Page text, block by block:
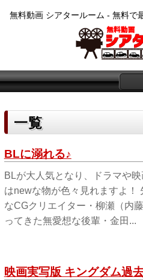
無料動画 シアタールーム - 無料で
一覧
BLに溺れる♪
BLが大人気となり、ドラマや
はnewな物が色々見れますよ！
なCGクリエイター・柳瀬（内
ってきた無愛想な後輩・金田...
映画実写版 キングダム過